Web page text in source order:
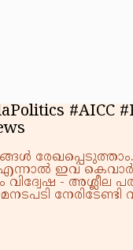
#AICC
എന്നാൽ ഇവ
- അശ്ലീല
നേരിടേണ്ടി